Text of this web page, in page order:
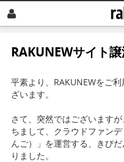
RAKUNEWサイト
平素より、RAKUNEWをご
ざいます。
さて、突然ではございます
ちまして、クラウドファン
んご）」を運営する、きび
りました。